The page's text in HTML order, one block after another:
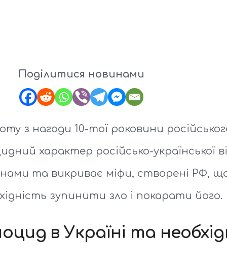
Поділитися новинами
з нагоди 10-тої роковини
характер російсько-української
та викриває міфи, створені РФ,
зупинити зло і покарати його.
в Україні та